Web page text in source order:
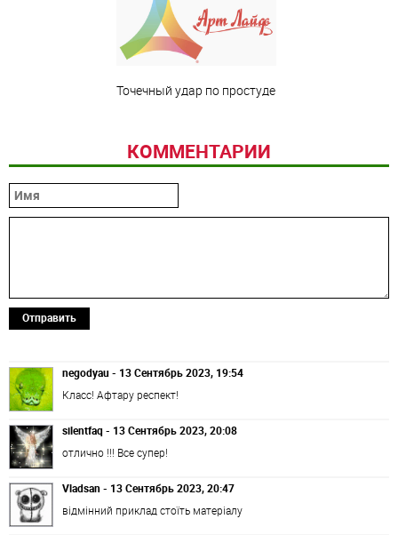
Точечный удар по простуде
КОММЕНТАРИИ
Отправить
negodyau - 13 Сентябрь 2023, 19:54
Класс! Афтару респект!
silentfaq - 13 Сентябрь 2023, 20:08
отлично !!! Все супер!
Vladsan - 13 Сентябрь 2023, 20:47
відмінний приклад стоїть матеріалу